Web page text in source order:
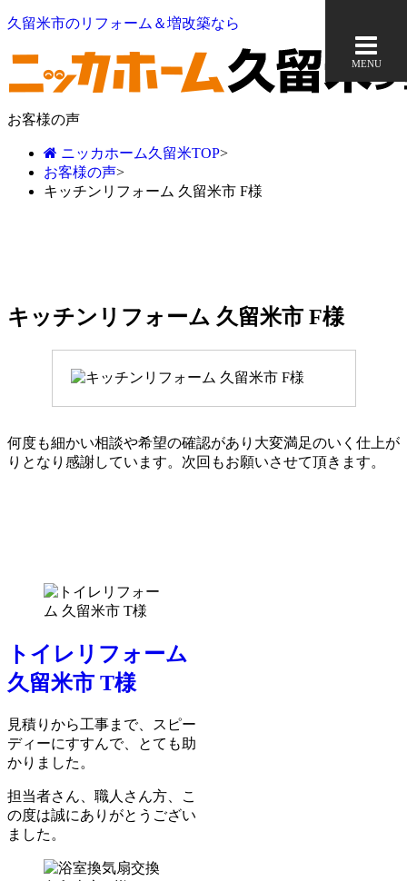
久留米市のリフォーム＆増改築なら
MENU
お客様の声
ニッカホーム久留米TOP>
お客様の声>
キッチンリフォーム 久留米市 F様
キッチンリフォーム 久留米市 F様
何度も細かい相談や希望の確認があり大変満足のいく仕上が
りとなり感謝しています。次回もお願いさせて頂きます。
トイレリフォーム
久留米市 T様
見積りから工事まで、スピー
ディーにすすんで、とても助
かりました。
担当者さん、職人さん方、こ
の度は誠にありがとうござい
ました。